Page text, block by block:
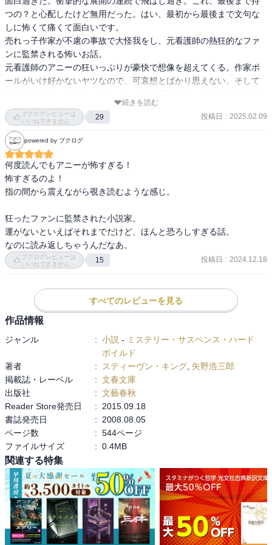
つの？と心配したけど無用だった。はい、最初から最後まで文句な
しに怖くて痛くて面白いです。
売れっ子作家が不慮の事故で大怪我をし、元看護師の熱狂的なファ
ンに監禁される怖いお話。
元看護師のアニーの狂いっぷりが豪快で想像を超えてくる。作家ポ
ールがいけ好かないヤツなので、可哀想とばかり思えない。そして
のか早く知りたくて読む手が止まらなかった。
作中作の「ミザリー」の物語の意味が理解できなかったのが、私の
読解力の足りないところ。考察サイトを探そうと思っている。
稀代のストーリーテラー、スティーブン・キングの大傑作。ホラー
も人怖もお手の物。最後まで読者を惹きつける天才だ。キングの他
作品も読んでみたいのだけど、怖がりの私は決心がつかず、書店で
返している。はたから見た人はそれこそホラーだよね。
続きを読む
ブクログレビューは
いいねできません
29 投稿日 : 2025.02.09
powered by ブクログ
何度読んでもアニーが怖すぎる！
怖すぎるのよ！
指の間から震えながら覗き読むような感じ。
狂ったファンに監禁された小説家。
運がないといえばそれまでだけど、ほんと恐ろしすぎる話。
なのに読み返しちゃうんだなあ。
ブクログレビューは
いいねできません
15 投稿日 : 2024.12.18
すべてのレビューを見る
作品情報
ジャンル : 小説 - ミステリー・サスペンス・ハード
ボイルド
著者
: スティーヴン・キング 矢野浩三郎
掲載誌・レーベル
: 文春文庫
出版社
: 文藝春秋
Reader Store発売日
:
2015.09.18
書誌発売日
:
2008.08.05
ページ数
: 544ページ
ファイルサイズ
: 0.4MB
関連する特集